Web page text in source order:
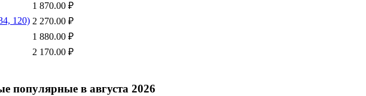
1 870.00 ₽
120) 2 270.00 ₽
1 880.00 ₽
2 170.00 ₽
популярные в августа 2026